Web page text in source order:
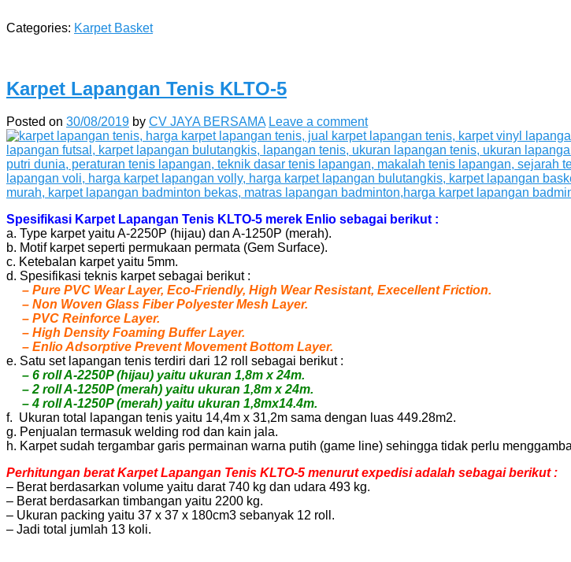
Categories: Karpet Basket
Karpet Lapangan Tenis KLTO-5
Posted on 30/08/2019 by CV JAYA BERSAMA Leave a comment
Spesifikasi Karpet Lapangan Tenis KLTO-5 merek Enlio sebagai berikut :
a. Type karpet yaitu A-2250P (hijau) dan A-1250P (merah).
b. Motif karpet seperti permukaan permata (Gem Surface).
c. Ketebalan karpet yaitu 5mm.
d. Spesifikasi teknis karpet sebagai berikut :
– Pure PVC Wear Layer, Eco-Friendly, High Wear Resistant, Execellent Friction.
– Non Woven Glass Fiber Polyester Mesh Layer.
– PVC Reinforce Layer.
– High Density Foaming Buffer Layer.
– Enlio Adsorptive Prevent Movement Bottom Layer.
e. Satu set lapangan tenis terdiri dari 12 roll sebagai berikut :
– 6 roll A-2250P (hijau) yaitu ukuran 1,8m x 24m.
– 2 roll A-1250P (merah) yaitu ukuran 1,8m x 24m.
– 4 roll A-1250P (merah) yaitu ukuran 1,8mx14.4m.
f. Ukuran total lapangan tenis yaitu 14,4m x 31,2m sama dengan luas 449.28m2.
g. Penjualan termasuk welding rod dan kain jala.
h. Karpet sudah tergambar garis permainan warna putih (game line) sehingga tidak perlu
Perhitungan berat Karpet Lapangan Tenis KLTO-5 menurut expedisi adalah sebagai berikut :
– Berat berdasarkan volume yaitu darat 740 kg dan udara 493 kg.
– Berat berdasarkan timbangan yaitu 2200 kg.
– Ukuran packing yaitu 37 x 37 x 180cm3 sebanyak 12 roll.
– Jadi total jumlah 13 koli.